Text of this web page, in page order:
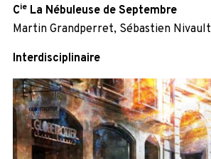
Cie La Nébuleuse de Septembre
Martin Grandperret, Sébastien Nivault
Interdisciplinaire